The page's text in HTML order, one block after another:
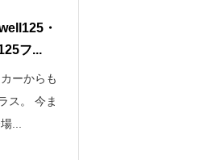
・
フ...
ーからも
ス。 今ま
...